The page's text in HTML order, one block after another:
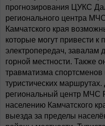
прогнозирования ЦУКС
регионального центра
Камчатского края
которые могут привести
электропередач, завалам
горной местности. Также
травматизма
туристических
региональный центр МЧС
населению Камчатского
выезда за пределы